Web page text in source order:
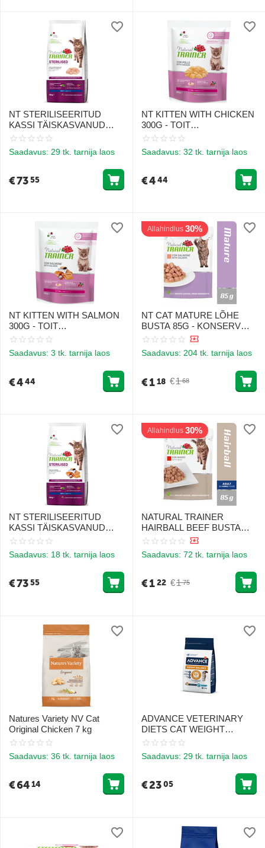
NT STERILISEERITUD
KASSI TÄISKASVANUD
VALGE LIHA&HERNEGA
TÄISKASVANUD
KASSIDELE VALGE LIHAGA
Saadavus: 29 tk. tarnija laos
€7355
NT KITTEN WITH CHICKEN
300G - TOIT
KASSIPOEGADELE
Saadavus: 32 tk. tarnija laos
€444
NT KITTEN WITH SALMON
300G - TOIT
KASSIPOEGADELE
LÕHEGA
Saadavus: 3 tk. tarnija laos
€444
Allahindlus 30%
NT CAT MATURE LÕHE
BUSTA 85G - KONSERV
VANEMATELE KASSIDELE
LÕHEGA
Saadavus: 204 tk. tarnija laos
€1 68
€118
NT STERILISEERITUD
KASSI TÄISKASVANUD
LOHE&HERNE 10KG - TOIT
STERILISEERITUD
HERNEGA
Saadavus: 18 tk. tarnija laos
€7355
Allahindlus 30%
NATURAL TRAINER
HAIRBALL BEEF BUSTA
85G - KONSERV
KASSIDELE VEISELIIHAGA
VÄLJUTAMISEKS
Saadavus: 72 tk. tarnija laos
€1 75
€122
Natures Variety NV Cat
Original Chicken 7 kg
Saadavus: 36 tk. tarnija laos
€6414
ADVANCE VETERINARY
DIETS CAT WEIGHT
BALANCE 1.5KG -
KONTROLLIKS
Saadavus: 29 tk. tarnija laos
€2305